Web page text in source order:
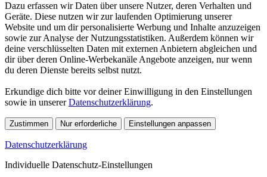
Dazu erfassen wir Daten über unsere Nutzer, deren Verhalten und
Geräte. Diese nutzen wir zur laufenden Optimierung unserer
Website und um dir personalisierte Werbung und Inhalte anzuzeigen
sowie zur Analyse der Nutzungsstatistiken. Außerdem können wir
deine verschlüsselten Daten mit externen Anbietern abgleichen und
dir über deren Online-Werbekanäle Angebote anzeigen, nur wenn
du deren Dienste bereits selbst nutzt.
Erkundige dich bitte vor deiner Einwilligung in den Einstellungen
sowie in unsererDatenschutzerklärung.
Zustimmen Nur erforderliche Einstellungen anpassen
Datenschutzerklärung
Individuelle Datenschutz-Einstellungen